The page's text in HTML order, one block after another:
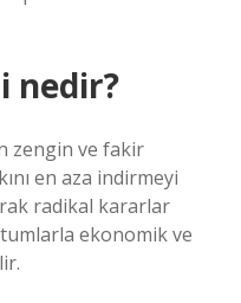
nedir?
zengin ve fakir
en aza indirmeyi
radikal kararlar
ekonomik ve